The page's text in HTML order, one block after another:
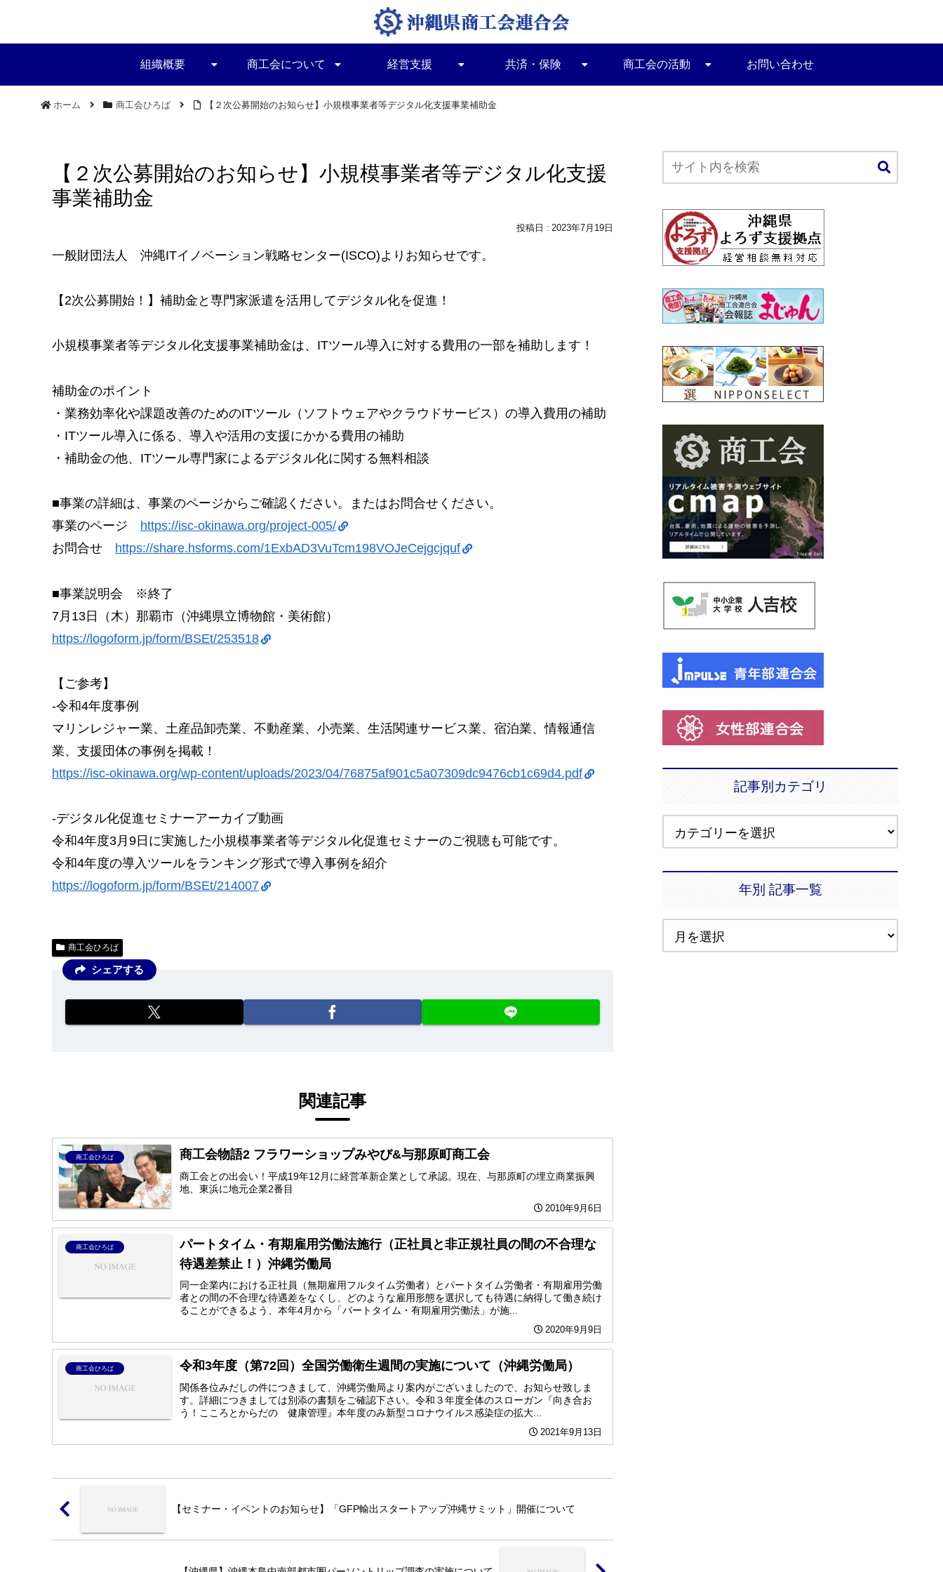
組織概要 商工会について 経営支援 共済・保険 商工会の活動 お問い合わせ
ホーム 商工会ひろば 【２次公募開始のお知らせ】小規模事業者等デジタル化支援事業補助金
【２次公募開始のお知らせ】小規模事業者等デジタル化支援
事業補助金
2023年7月19日
一般財団法人 沖縄ITイノベーション戦略センター(ISCO)よりお知らせです。
【2次公募開始！】補助金と専門家派遣を活用してデジタル化を促進！
小規模事業者等デジタル化支援事業補助金は、ITツール導入に対する費用の一部を補助します！
補助金のポイント
・業務効率化や課題改善のためのITツール（ソフトウェアやクラウドサービス）の導入費用の補助
・ITツール導入に係る、導入や活用の支援にかかる費用の補助
・補助金の他、ITツール専門家によるデジタル化に関する無料相談
■事業の詳細は、事業のページからご確認ください。またはお問合せください。
事業のページ https://isc-okinawa.org/project-005/
お問合せ https://share.hsforms.com/1ExbAD3VuTcm198VOJeCejgcjquf
■事業説明会 ※終了
7月13日（木）那覇市（沖縄県立博物館・美術館）
https://logoform.jp/form/BSEt/253518
【ご参考】
-令和4年度事例
マリンレジャー業、土産品卸売業、不動産業、小売業、生活関連サービス業、宿泊業、情報通信
業、支援団体の事例を掲載！
https://isc-okinawa.org/wp-content/uploads/2023/04/76875af901c5a07309dc9476cb1c69d4.pdf
-デジタル化促進セミナーアーカイブ動画
令和4年度3月9日に実施した小規模事業者等デジタル化促進セミナーのご視聴も可能です。
令和4年度の導入ツールをランキング形式で導入事例を紹介
https://logoform.jp/form/BSEt/214007
商工会ひろば
シェアする
関連記事
商工会ひろば 商工会物語2 フラワーショップみやび&与那原町商工会
商工会との出会い！平成19年12月に経営革新企業として承認。現在、与那原町の埋立商業振興
地、東浜に地元企業2番目
2010年9月6日
商工会ひろば
パートタイム・有期雇用労働法施行（正社員と非正規社員の間の不合理な
待遇差禁止！）沖縄労働局
同一企業内における正社員（無期雇用フルタイム労働者）とパートタイム労働者・有期雇用労働
者との間の不合理な待遇差をなくし、どのような雇用形態を選択しても待遇に納得して働き続け
ることができるよう、本年4月から「パートタイム・有期雇用労働法」が施...
2020年9月9日
商工会ひろば 令和3年度（第72回）全国労働衛生週間の実施について（沖縄労働局）
関係各位みだしの件につきまして、沖縄労働局より案内がございましたので、お知らせ致しま
す。詳細につきましては別添の書類をご確認下さい。令和３年度全体のスローガン『向き合お
う！こころとからだの 健康管理』本年度のみ新型コロナウイルス感染症の拡大...
2021年9月13日
【セミナー・イベントのお知らせ】「GFP輸出スタートアップ沖縄サミット」開催について
記事別カテゴリ
年別 記事一覧